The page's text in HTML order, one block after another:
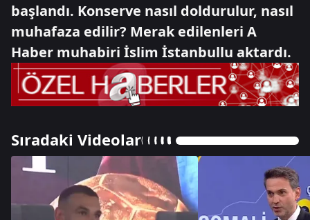
başlandı. Konserve nasıl doldurulur, nasıl
muhafaza edilir? Merak edilenleri A
Haber muhabiri İslim İstanbullu aktardı.
Sıradaki Videolar